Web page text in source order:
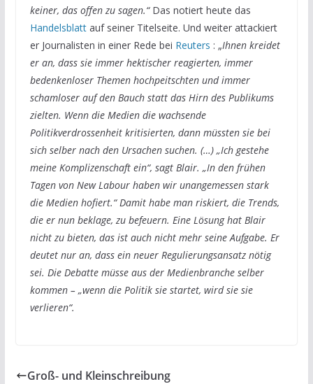
keiner, das offen zu sagen.“Das notiert heute das
Handelsblattauf seiner Titelseite. Und weiter attackiert
er Journalisten in einer Rede bei Reuters : „Ihnen kreidet
er an, dass sie immer hektischer reagierten, immer
bedenkenloser Themen hochpeitschten und immer
schamloser auf den Bauch statt das Hirn des Publikums
zielten. Wenn die Medien die wachsende
Politikverdrossenheit kritisierten, dann müssten sie bei
sich selber nach den Ursachen suchen. (…) „Ich gestehe
meine Komplizenschaft ein“, sagt Blair. „In den frühen
Tagen von New Labour haben wir unangemessen stark
die Medien hofiert.“ Damit habe man riskiert, die Trends,
die er nun beklage, zu befeuern. Eine Lösung hat Blair
nicht zu bieten, das ist auch nicht mehr seine Aufgabe. Er
deutet nur an, dass ein neuer Regulierungsansatz nötig
sei. Die Debatte müsse aus der Medienbranche selber
kommen – „wenn die Politik sie startet, wird sie sie
verlieren“.
Groß- und Kleinschreibung